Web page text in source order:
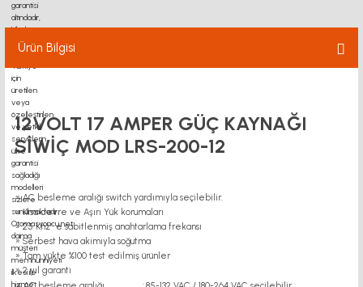
Ürün Bilgisi
12VOLT 17 AMPER GÜÇ KAYNAĞI
SİWİÇ MOD LRS-200-12
» AC besleme aralığı switch yardımıyla seçilebilir.
» Kısa devre ve Aşırı Yük korumaları
» 25 Khz` e sabitlenmiş anahtarlama frekansı
» Serbest hava akımıyla soğutma
» Tam yükte %100 test edilmiş ürünler
» 2 yıl garanti